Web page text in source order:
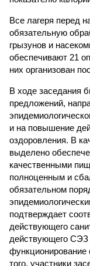
Все лагеря перед
обязательную
грызунов и
обеспечивают 21
них организован
В ходе заседания
предложений,
и на повышение
оздоровления. В
выделено
качественными
полноценным и
обязательном
подтверждает
действующего
действующего СЭЗ
функционирование
того, участники